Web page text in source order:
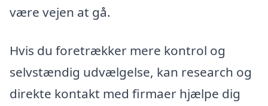
være vejen at gå.
Hvis du foretrækker mere kontrol og
selvstændig udvælgelse, kan research og
direkte kontakt med firmaer hjælpe dig